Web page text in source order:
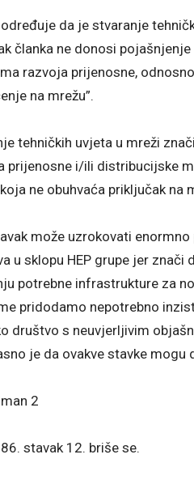
da je stvaranje
članka ne donosi
razvoja prijenosne,
na mrežu”.
tehničkih uvjeta u mreži
prijenosne i/ili distribucijske
ne obuhvaća priključak na
može uzrokovati
u sklopu HEP grupe jer
potrebne infrastrukture za
pridodamo nepotrebno
društvo s neuvjerljivim
je da ovakve stavke mogu
2
stavak 12. briše se.